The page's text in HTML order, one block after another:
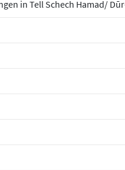
in Tell Schech Hamad/